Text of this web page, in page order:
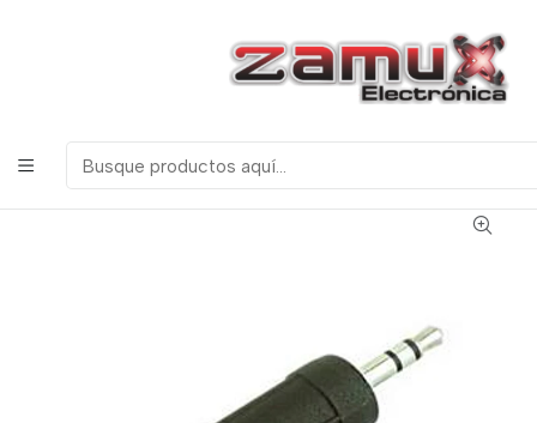
ELECTRONICOS, ROBOTICA & TECNOLOGIA
Miscelanea Conectores
Audio
CONVERTIDOR JACK 6.5mm A PLUG 3.5mm AUDIO